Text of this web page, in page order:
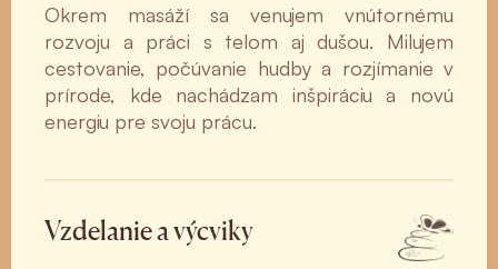
Okrem masáží sa venujem vnútornému
rozvoju a práci s telom aj dušou. Milujem
cestovanie, počúvanie hudby a rozjímanie v
prírode, kde nachádzam inšpiráciu a novú
energiu pre svoju prácu.
Vzdelanie a výcviky